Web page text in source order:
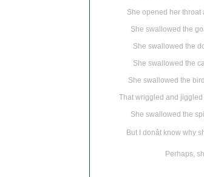
She opened her throat
She swallowed the
She swallowed the
She swallowed the
She swallowed the
That wriggled and
She swallowed the
But I donât know why
Perhaps,